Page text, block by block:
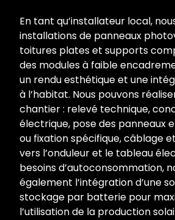
En tant qu’installateur local,
installations de panneaux
toitures plates et supports
des modules à faible
un rendu esthétique et une
à l’habitat. Nous pouvons
chantier : relevé technique,
électrique, pose des panneaux
ou fixation spécifique, câblage
vers l’onduleur et le tableau
besoins d’autoconsommation,
également l’intégration d’une
stockage par batterie pour
l’utilisation de la production